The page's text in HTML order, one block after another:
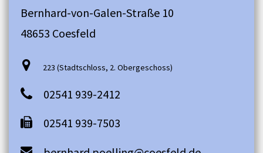
Bernhard-von-Galen-Straße 10
48653 Coesfeld
223 (Stadtschloss, 2. Obergeschoss)
02541 939-2412
02541 939-7503